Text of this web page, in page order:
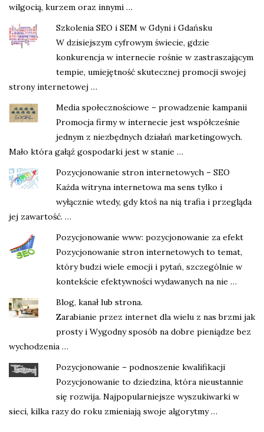
wilgocią, kurzem oraz innymi …
Szkolenia SEO i SEM w Gdyni i Gdańsku
W dzisiejszym cyfrowym świecie, gdzie
konkurencja w internecie rośnie w zastraszającym
tempie, umiejętność skutecznej promocji swojej
strony internetowej …
Media społecznościowe – prowadzenie kampanii
Promocja firmy w internecie jest współcześnie
jednym z niezbędnych działań marketingowych.
Mało która gałąź gospodarki jest w stanie …
Pozycjonowanie stron internetowych – SEO
Każda witryna internetowa ma sens tylko i
wyłącznie wtedy, gdy ktoś na nią trafia i przegląda
jej zawartość. …
Pozycjonowanie www: pozycjonowanie za efekt
Pozycjonowanie stron internetowych to temat,
który budzi wiele emocji i pytań, szczególnie w
kontekście efektywności wydawanych na nie …
Blog, kanał lub strona.
Zarabianie przez internet dla wielu z nas brzmi jak
prosty i Wygodny sposób na dobre pieniądze bez
wychodzenia …
Pozycjonowanie – podnoszenie kwalifikacji
Pozycjonowanie to dziedzina, która nieustannie
się rozwija. Najpopularniejsze wyszukiwarki w
sieci, kilka razy do roku zmieniają swoje algorytmy …